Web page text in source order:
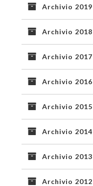
Archivio 2019
Archivio 2018
Archivio 2017
Archivio 2016
Archivio 2015
Archivio 2014
Archivio 2013
Archivio 2012